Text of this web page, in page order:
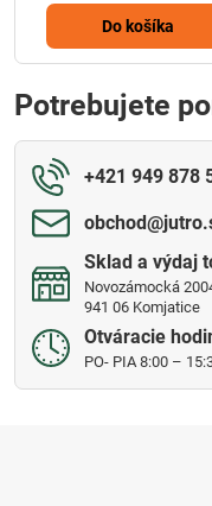
Do košíka
Potrebujete
+421 949 878
Sklad a výdaj
Novozámocká
941 06 Komjatice
Otváracie
PO- PIA 8:00 –